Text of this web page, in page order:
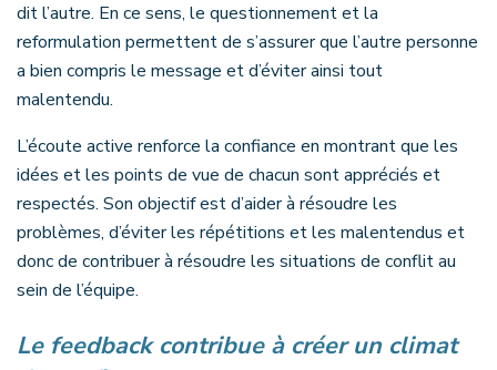
dit l’autre. En ce sens, le questionnement et la
reformulation permettent de s’assurer que l’autre personne
a bien compris le message et d’éviter ainsi tout
malentendu.
L’écoute active renforce la confiance en montrant que les
idées et les points de vue de chacun sont appréciés et
respectés. Son objectif est d’aider à résoudre les
problèmes, d’éviter les répétitions et les malentendus et
donc de contribuer à résoudre les situations de conflit au
sein de l’équipe.
Le feedback contribue à créer un climat